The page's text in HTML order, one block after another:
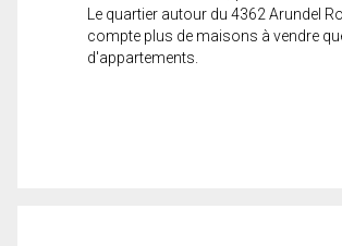
Le quartier autour du 4362 Arundel
compte plus de maisons à vendre
d'appartements.